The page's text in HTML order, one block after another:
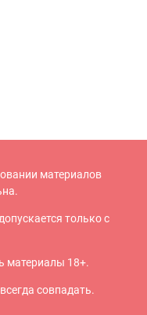
материалов
только с
материалы 18+.
совпадать.